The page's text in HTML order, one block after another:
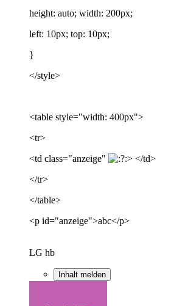
height: auto; width: 200px;
left: 10px; top: 10px;
}
</style>
<table style="width: 400px">
<tr>
<td class="anzeige"
> </td>
</tr>
</table>
<p id="anzeige">abc</p>
LG hb
Inhalt melden